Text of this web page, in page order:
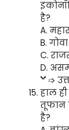
है?
A.
B. गोवा
C.
D.
➩
हाल
तूफान
है?